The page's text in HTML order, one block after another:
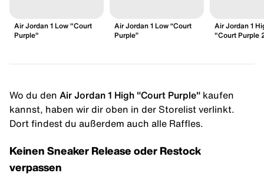
Air Jordan 1 Low "Court
Purple"
Air Jordan 1 Low “Court
Purple”
Air Jordan 1
"Court Purple
Wo du den Air Jordan 1 High "Court Purple" kaufen
kannst, haben wir dir oben in der Storelist verlinkt.
Dort findest du außerdem auch alle Raffles.
Keinen Sneaker Release oder Restock
verpassen